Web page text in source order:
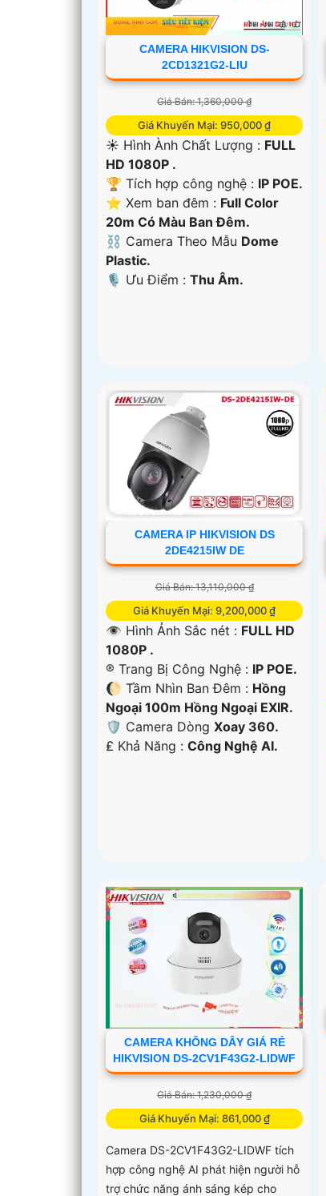
CAMERA HIKVISION DS-
2CD1321G2-LIU
Giá Bán: 1,360,000 ₫
Giá Khuyến Mại: 950,000 ₫
☀️ Hình Ành Chất Lượng : FULL
HD 1080P .
🏆 Tích hợp công nghệ : IP POE.
⭐ Xem ban đêm : Full Color
20m Có Màu Ban Ðêm.
⛓ Camera Theo Mẫu Dome
Plastic.
️🎙 Ưu Điểm : Thu Âm.
CAMERA IP HIKVISION DS
2DE4215IW DE
Giá Bán: 13,110,000 ₫
Giá Khuyến Mại: 9,200,000 ₫
👁 Hình Ảnh Sắc nét : FULL HD
1080P .
®️ Trang Bị Công Nghệ : IP POE.
🌔 Tầm Nhìn Ban Đêm : Hồng
Ngoại 100m Hồng Ngoại EXIR.
🛡 Camera Dòng Xoay 360.
️₤ Khả Năng : Công Nghệ AI.
CAMERA KHÔNG DÂY GIÁ RẺ
HIKVISION DS-2CV1F43G2-LIDWF
Giá Bán: 1,230,000 ₫
Giá Khuyến Mại: 861,000 ₫
Camera DS-2CV1F43G2-LIDWF tích
hợp công nghệ AI phát hiện người hỗ
trợ chức năng ánh sáng kép cho